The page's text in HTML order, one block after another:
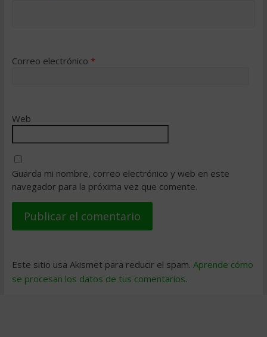
Correo electrónico *
Web
Guarda mi nombre, correo electrónico y web en este
navegador para la próxima vez que comente.
Este sitio usa Akismet para reducir el spam. Aprende cómo
se procesan los datos de tus comentarios.